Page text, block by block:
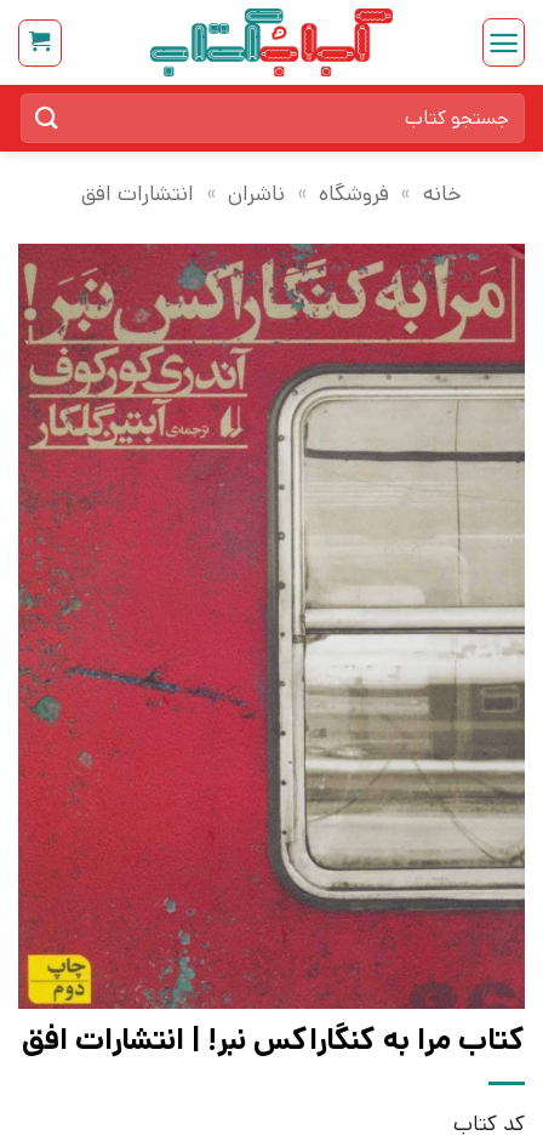
Skip
content
برای:
خانه » فروشگاه » ناشران » انتشارات افق
کتاب مرا به کنگاراکس نبر! | انتشارات افق
کد کتاب